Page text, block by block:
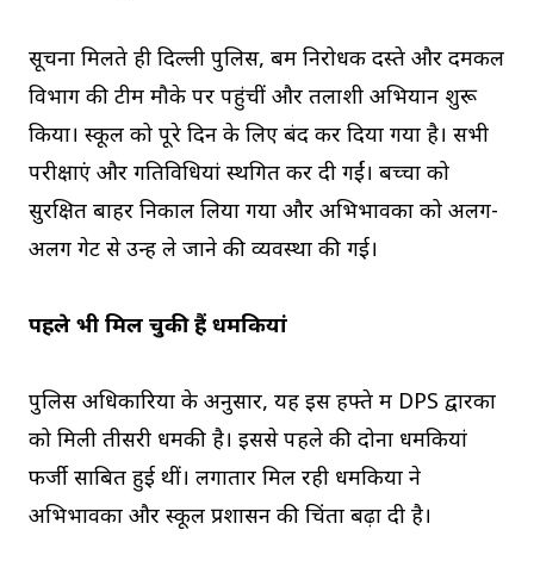
सूचना मिलते ही दिल्ली पुलिस, बम निरोधक दस्ते और दमकल
विभाग की टीमें मौके पर पहुंचीं और तलाशी अभियान शुरू
किया। स्कूल को पूरे दिन के लिए बंद कर दिया गया है। सभी
परीक्षाएं और गतिविधियां स्थगित कर दी गईं। बच्चों को
सुरक्षित बाहर निकाल लिया गया और अभिभावकों को अलग-
अलग गेट से उन्हें ले जाने की व्यवस्था की गई।
पहले भी मिल चुकी हैं धमकियां
पुलिस अधिकारियों के अनुसार, यह इस हफ्ते में DPS द्वारका
को मिली तीसरी धमकी है। इससे पहले की दोनों धमकियां
फर्जी साबित हुई थीं। लगातार मिल रही धमकियों ने
अभिभावकों और स्कूल प्रशासन की चिंता बढ़ा दी है।